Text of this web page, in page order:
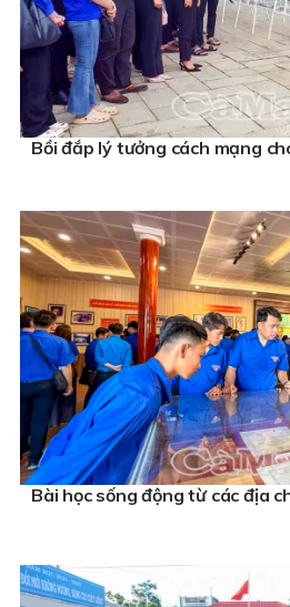
Bồi đắp lý tưởng cách mạng
Bài học sống động từ các địa